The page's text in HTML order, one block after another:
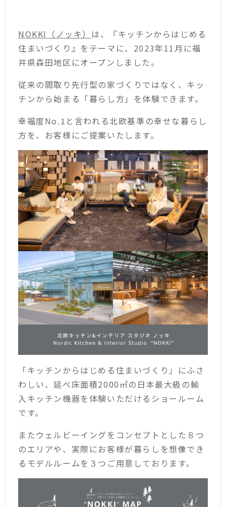
NOKKI（ノッキ） は、『キッチンからはじめる
住まいづくり』をテーマに、2023年11月に福
井県森田地区にオープンしました。
従来の間取り先行型の家づくりではなく、キッ
チンから始まる「暮らし方」を体験できます。
幸福度No.1と言われる北欧基準の幸せな暮らし
方を、お客様にご提案いたします。
「キッチンからはじめる住まいづくり」にふさ
わしい、延べ床面積2000㎡の日本最大級の輸
入キッチン機器を体験いただけるショールーム
です。
またウェルビーイングをコンセプトとした８つ
のエリアや、実際にお客様が暮らしを想像でき
るモデルルームを３つご用意しております。